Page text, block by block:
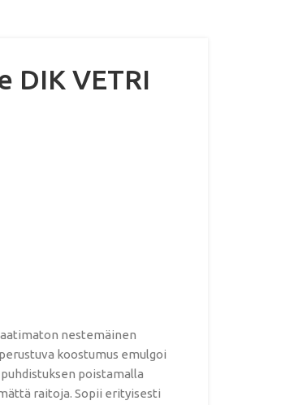
DIK VETRI
nestemäinen
koostumus emulgoi
poistamalla
raitoja. Sopii erityisesti